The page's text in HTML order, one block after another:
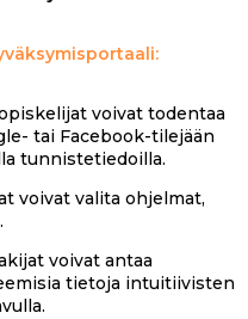
voivat todentaa
tai Facebook-tilejään
tunnistetiedoilla.
voivat valita ohjelmat,
voivat antaa
tietoja intuitiivisten